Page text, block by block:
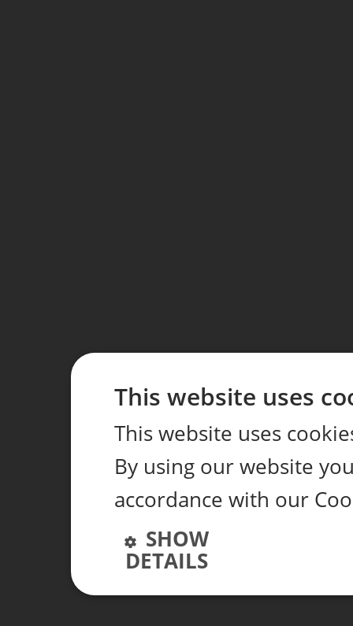
This website uses
This website uses
By using our website
accordance with our
SHOW
DETAILS